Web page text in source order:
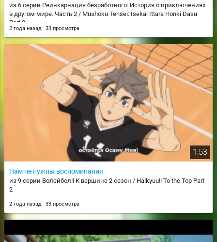
из 6 серии Реинкарнация безработного: История о приключениях
в другом мире. Часть 2 / Mushoku Tensei: Isekai Ittara Honki Dasu
Part 2
2 года назад 33 просмотра
1:53
Нам не нужны воспоминания
из 9 серии Волейбол!! К вершине 2 сезон / Haikyuu!! To the Top Part
2
2 года назад 33 просмотра